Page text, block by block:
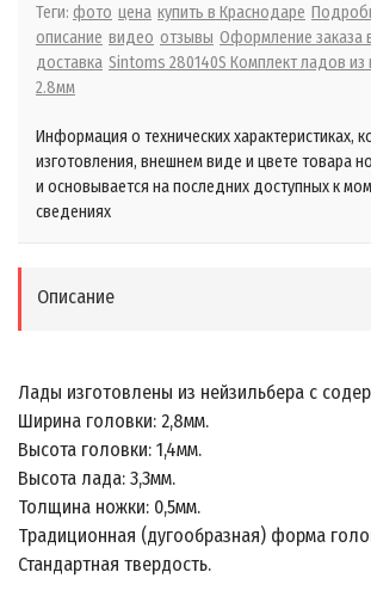
Теги: фото цена купить в Краснодаре
описание видео отзывы Оформление заказа
доставка Sintoms 280140S Комплект ладов из
2.8мм
Информация о технических характеристиках,
изготовления, внешнем виде и цвете товара
и основывается на последних доступных к
сведениях
Описание
Лады изготовлены из нейзильбера с
Ширина головки: 2,8мм.
Высота головки: 1,4мм.
Высота лада: 3,3мм.
Толщина ножки: 0,5мм.
Традиционная (дугообразная) форма
Стандартная твердость.